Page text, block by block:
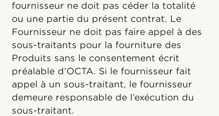
fournisseur ne doit pas céder la totalité
ou une partie du présent contrat. Le
Fournisseur ne doit pas faire appel à des
sous-traitants pour la fourniture des
Produits sans le consentement écrit
préalable d’OCTA. Si le fournisseur fait
appel à un sous-traitant, le fournisseur
demeure responsable de l’exécution du
sous-traitant.